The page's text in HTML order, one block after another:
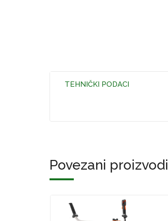
TEHNIČKI PODACI
Povezani proizvodi